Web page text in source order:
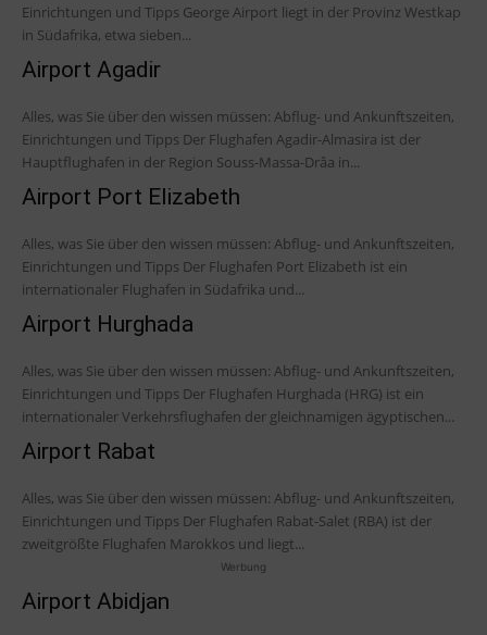
Einrichtungen und Tipps George Airport liegt in der Provinz Westkap
in Südafrika, etwa sieben...
Airport Agadir
Alles, was Sie über den wissen müssen: Abflug- und Ankunftszeiten,
Einrichtungen und Tipps Der Flughafen Agadir-Almasira ist der
Hauptflughafen in der Region Souss-Massa-Drâa in...
Airport Port Elizabeth
Alles, was Sie über den wissen müssen: Abflug- und Ankunftszeiten,
Einrichtungen und Tipps Der Flughafen Port Elizabeth ist ein
internationaler Flughafen in Südafrika und...
Airport Hurghada
Alles, was Sie über den wissen müssen: Abflug- und Ankunftszeiten,
Einrichtungen und Tipps Der Flughafen Hurghada (HRG) ist ein
internationaler Verkehrsflughafen der gleichnamigen ägyptischen...
Airport Rabat
Alles, was Sie über den wissen müssen: Abflug- und Ankunftszeiten,
Einrichtungen und Tipps Der Flughafen Rabat-Salet (RBA) ist der
zweitgrößte Flughafen Marokkos und liegt...
Werbung
Airport Abidjan